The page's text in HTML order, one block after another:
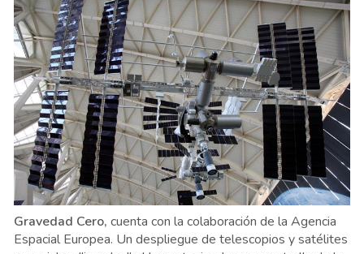
Gravedad Cero, cuenta con la colaboración de la Agencia
Espacial Europea. Un despliegue de telescopios y satélites